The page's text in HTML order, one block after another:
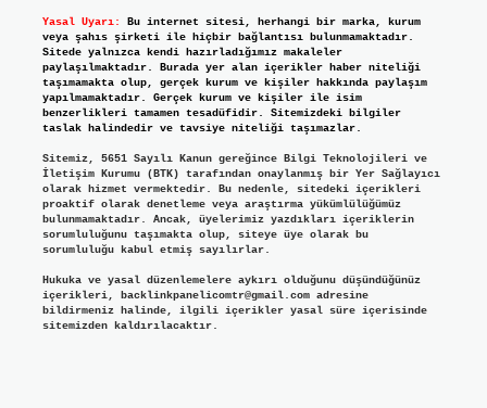
Yasal Uyarı:
Bu internet sitesi, herhangi bir marka, kurum
veya şahıs şirketi ile hiçbir bağlantısı bulunmamaktadır.
Sitede yalnızca kendi hazırladığımız makaleler
paylaşılmaktadır. Burada yer alan içerikler haber niteliği
taşımamakta olup, gerçek kurum ve kişiler hakkında paylaşım
yapılmamaktadır. Gerçek kurum ve kişiler ile isim
benzerlikleri tamamen tesadüfidir. Sitemizdeki bilgiler
taslak halindedir ve tavsiye niteliği taşımazlar.
Sitemiz, 5651 Sayılı Kanun gereğince Bilgi Teknolojileri ve
İletişim Kurumu (BTK) tarafından onaylanmış bir Yer Sağlayıcı
olarak hizmet vermektedir. Bu nedenle, sitedeki içerikleri
proaktif olarak denetleme veya araştırma yükümlülüğümüz
bulunmamaktadır. Ancak, üyelerimiz yazdıkları içeriklerin
sorumluluğunu taşımakta olup, siteye üye olarak bu
sorumluluğu kabul etmiş sayılırlar.
Hukuka ve yasal düzenlemelere aykırı olduğunu düşündüğünüz
içerikleri, backlinkpanelicomtr@gmail.comadresine
bildirmeniz halinde, ilgili içerikler yasal süre içerisinde
sitemizden kaldırılacaktır.